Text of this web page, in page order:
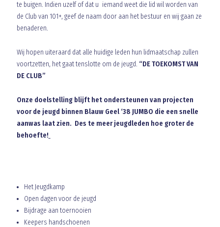
te buigen. Indien uzelf of dat u iemand weet die lid wil worden van
de Club van 101+, geef de naam door aan het bestuur en wij gaan ze
benaderen.
Wij hopen uiteraard dat alle huidige leden hun lidmaatschap zullen
voortzetten, het gaat tenslotte om de jeugd. “DE TOEKOMST VAN
DE CLUB”
Onze doelstelling blijft het ondersteunen van projecten
voor de jeugd binnen Blauw Geel ‘38 JUMBO die een snelle
aanwas laat zien. Des te meer jeugdleden hoe groter de
behoefte!
Het Jeugdkamp
Open dagen voor de jeugd
Bijdrage aan toernooien
Keepers handschoenen